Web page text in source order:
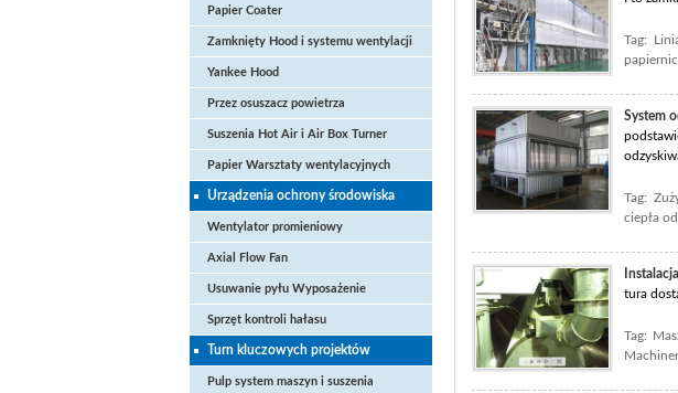
Papier Coater
Zamknięty Hood i systemu wentylacji
Yankee Hood
Przez osuszacz powietrza
Suszenia Hot Air i Air Box Turner
Papier Warsztaty wentylacyjnych
Urządzenia ochrony środowiska
Wentylator promieniowy
Axial Flow Fan
Usuwanie pyłu Wyposażenie
Sprzęt kontroli hałasu
Turn kluczowych projektów
Pulp system maszyn i suszenia
Tag:
System
Tag:
ciepła
tura
Tag: